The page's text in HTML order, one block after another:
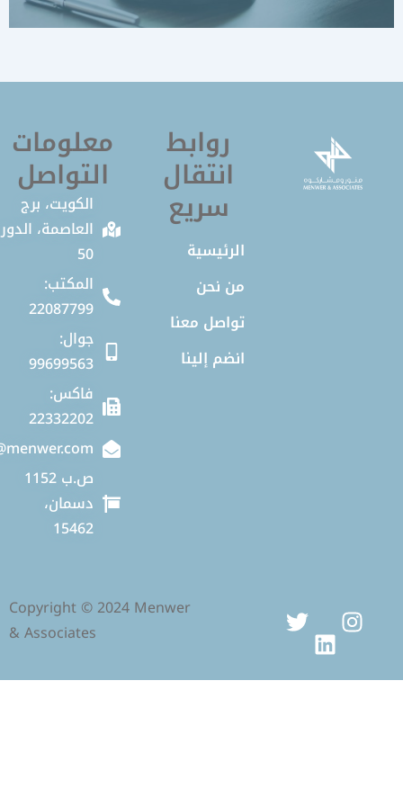
معلومات
التواصل
الكويت، برج
العاصمة، الدور
المكتب:
22087799
جوال:
99699563
فاكس:
22332202
info@menwer.com
ص.ب 1152
دسمان،
15462
روابط
انتقال
سريع
الرئيسية
من نحن
تواصل معنا
انضم إلينا
Copyright © 2024 Menwer
& Associates